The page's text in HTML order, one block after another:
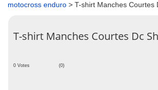
motocross enduro > T-shirt Manches Courtes
T-shirt Manches Courtes Dc
0 Votes (0)